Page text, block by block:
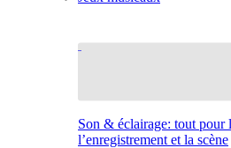
Son & éclairage: tout pour
l’enregistrement et la scène